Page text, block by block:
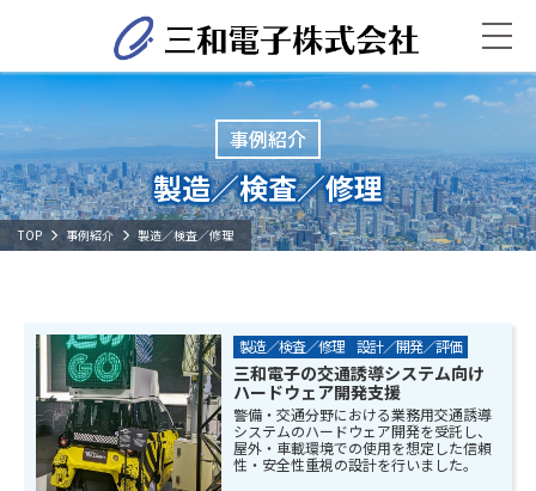
事例紹介
製造／検査／修理
TOP 事例紹介 製造／検査／修理
製造／検査／修理 設計／開発／評価
三和電子の交通誘導システム向け
ハードウェア開発支援
警備・交通分野における業務用交通誘導
システムのハードウェア開発を受託し、
屋外・車載環境での使用を想定した信頼
性・安全性重視の設計を行いました。